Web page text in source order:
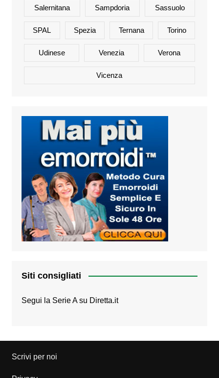
Salernitana Sampdoria Sassuolo
SPAL Spezia Ternana Torino
Udinese Venezia Verona
Vicenza
Siti consigliati
Segui la Serie A su Diretta.it
Scrivi per noi